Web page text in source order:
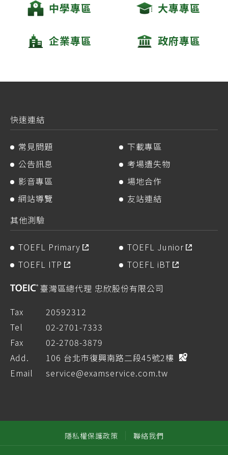
中學專區 大專專區
企業專區 政府專區
快速連結
常見問題
下載專區
公告訊息
考場遺失物
影音專區
場地合作
網站導覽
友站連結
其他測驗
TOEFL Primary
TOEFL Junior
TOEFL ITP
TOEFL iBT
臺灣區總代理 忠欣股份有限公司
Tax
20592312
Tel
02-2701-7333
Fax
02-2708-3879
Add.
106 台北市復興南路二段45號2樓
Email
service@examservice.com.tw
隱私權保護政策 聯絡我們